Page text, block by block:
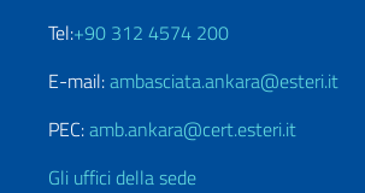
Tel:+90 312 4574 200
E-mail:ambasciata.ankara@esteri.it
PEC:amb.ankara@cert.esteri.it
Gli uffici della sede